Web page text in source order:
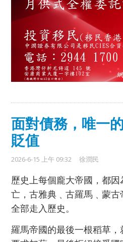
面對債務，唯一
貶值
2026-6-15 上午 09:32 徐潤民
歷史上每個龐大帝國，都
亡，古雅典﹑古羅馬﹑蒙
全部走入歷史。
羅馬帝國的最後一根稻草